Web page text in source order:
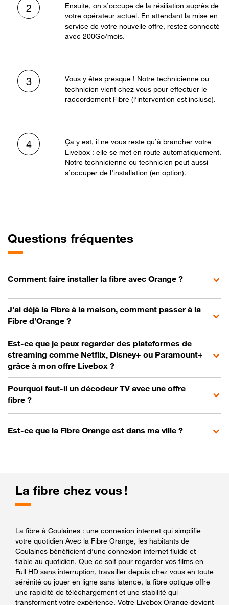
2
Ensuite, on s’occupe de la résiliation auprès de
votre opérateur actuel. En attendant la mise en
service de votre nouvelle offre, restez connecté
avec 200Go/mois.
3
Vous y êtes presque ! Notre technicienne ou
technicien vient chez vous pour effectuer le
raccordement Fibre (l’intervention est incluse).
4
Ça y est, il ne vous reste qu’à brancher votre
Livebox : elle se met en route automatiquement.
Notre technicienne ou technicien peut aussi
s’occuper de l’installation (en option).
Questions fréquentes
Comment faire installer la fibre avec Orange ?
J’ai déjà la Fibre à la maison, comment passer à la
Fibre d’Orange ?
Est-ce que je peux regarder des plateformes de
streaming comme Netflix, Disney+ ou Paramount+
grâce à mon offre Livebox ?
Pourquoi faut-il un décodeur TV avec une offre
fibre ?
Est-ce que la Fibre Orange est dans ma ville ?
La fibre chez vous !
La fibre à Coulaines : une connexion internet qui simplifie
votre quotidien Avec la Fibre Orange, les habitants de
Coulaines bénéficient d’une connexion internet fluide et
fiable au quotidien. Que ce soit pour regarder vos films en
Full HD sans interruption, travailler depuis chez vous en toute
sérénité ou jouer en ligne sans latence, la fibre optique offre
une rapidité de téléchargement et une stabilité qui
transforment votre expérience. Votre Livebox Orange devient